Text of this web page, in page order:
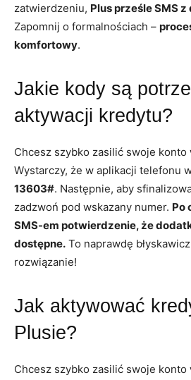
zatwierdzeniu, Plus prześle SMS
Zapomnij o formalnościach –
komfortowy.
Jakie kody są
aktywacji kredytu?
Chcesz szybko zasilić swoje konto
Wystarczy, że w aplikacji telefonu
13603#. Następnie, aby
zadzwoń pod wskazany numer. Po
SMS-em potwierdzenie, że
dostępne. To naprawdę
rozwiązanie!
Jak aktywować
Plusie?
Chcesz szybko zasilić swoje konto